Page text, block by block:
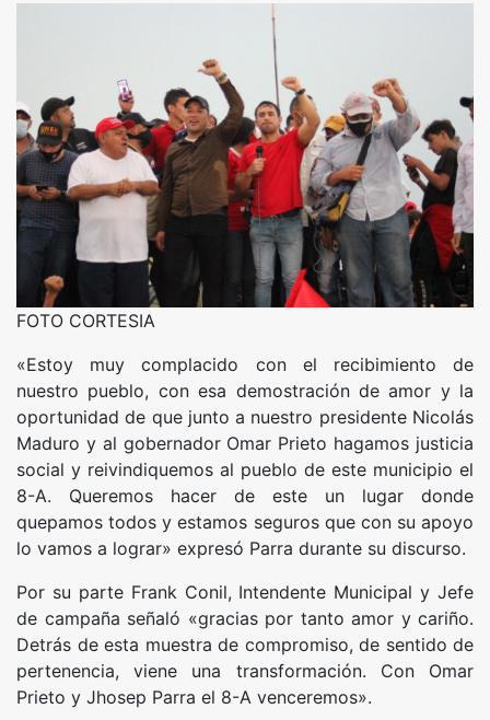
FOTO CORTESIA
«Estoy muy complacido con el recibimiento de
nuestro pueblo, con esa demostración de amor y la
oportunidad de que junto a nuestro presidente Nicolás
Maduro y al gobernador Omar Prieto hagamos justicia
social y reivindiquemos al pueblo de este municipio el
8-A. Queremos hacer de este un lugar donde
quepamos todos y estamos seguros que con su apoyo
lo vamos a lograr» expresó Parra durante su discurso.
Por su parte Frank Conil, Intendente Municipal y Jefe
de campaña señaló «gracias por tanto amor y cariño.
Detrás de esta muestra de compromiso, de sentido de
pertenencia, viene una transformación. Con Omar
Prieto y Jhosep Parra el 8-A venceremos».